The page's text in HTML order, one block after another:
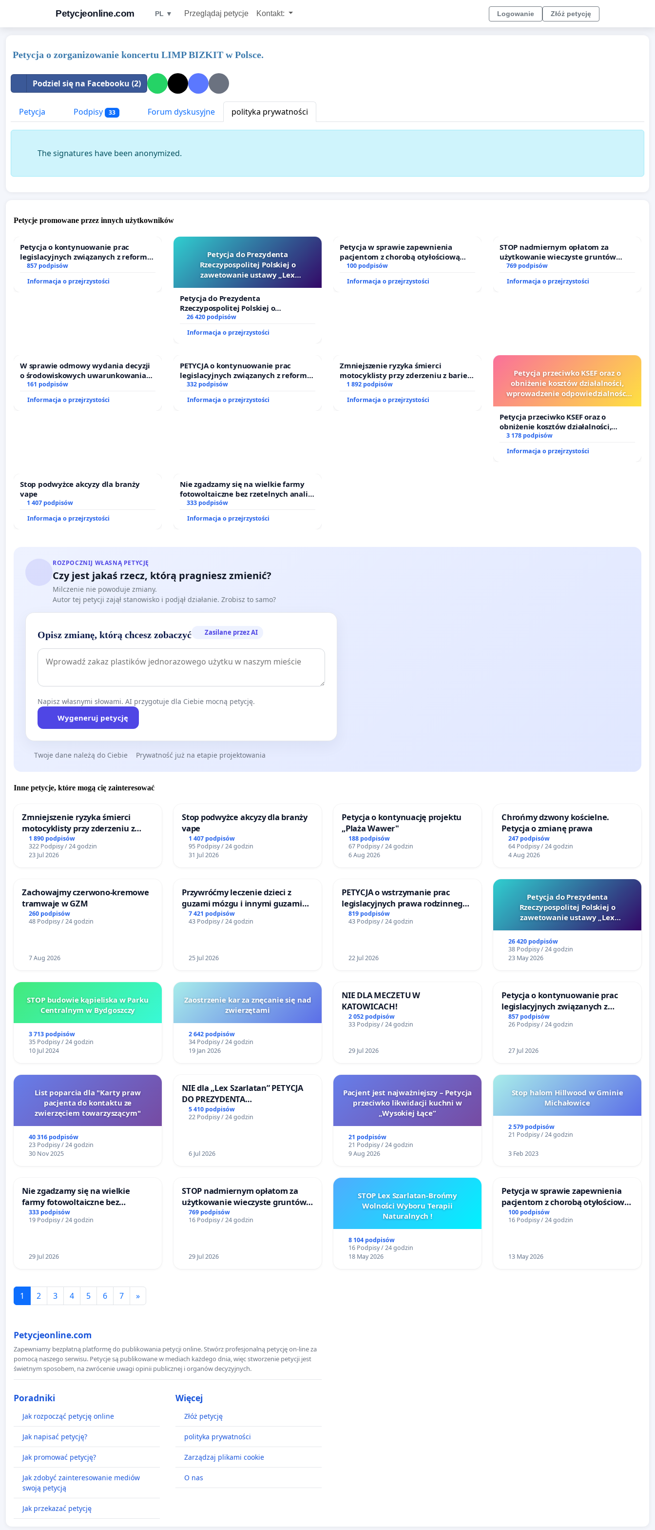
Petycjeonline.com PL ▼ Przeglądaj petycje Kontakt: Logowanie Złóż petycję
Petycja o zorganizowanie koncertu LIMP BIZKIT w Polsce.
Podziel się na Facebooku (2)
Petycja Podpisy 33 Forum dyskusyjne polityka prywatności
The signatures have been anonymized.
Petycje promowane przez innych użytkowników
Petycja o kontynuowanie prac
legislacyjnych związanych z reformą
prawa rodzinnego
857 podpisów
Informacja o przejrzystości
Petycja do Prezydenta
Rzeczypospolitej Polskiej o
zawetowanie ustawy „Lex
Petycja do Prezydenta
Rzeczypospolitej Polskiej o
zawetowanie ustawy „Lex Szarlatan”
26 420 podpisów
Informacja o przejrzystości
Petycja w sprawie zapewnienia
pacjentom z chorobą otyłościową
dostępu do kompleksowego leczenia
100 podpisów
Informacja o przejrzystości
STOP nadmiernym opłatom za
użytkowanie wieczyste gruntów
zajmowanych przez rodzinne ogrody
769 podpisów
Informacja o przejrzystości
W sprawie odmowy wydania decyzji
o środowiskowych uwarunkowaniach
dla budowy zakładu wytwarzania
Południowym oraz ochrony
161 podpisów
Informacja o przejrzystości
PETYCJA o kontynuowanie prac
legislacyjnych związanych z reformą
prawa rodzinnego
332 podpisów
Informacja o przejrzystości
Zmniejszenie ryzyka śmierci
motocyklisty przy zderzeniu z barierą
energochłonną
1 892 podpisów
Informacja o przejrzystości
Petycja przeciwko KSEF oraz o
obniżenie kosztów działalności,
wprowadzenie odpowiedzialności
sędziów
Petycja przeciwko KSEF oraz o
obniżenie kosztów działalności,
wprowadzenie odpowiedzialności
sędziów
3 178 podpisów
Informacja o przejrzystości
Stop podwyżce akcyzy dla branży
vape
1 407 podpisów
Informacja o przejrzystości
Nie zgadzamy się na wielkie farmy
fotowoltaiczne bez rzetelnych analiz i
akceptacji mieszkańców
333 podpisów
Informacja o przejrzystości
ROZPOCZNIJ WŁASNĄ PETYCJĘ
Czy jest jakaś rzecz, którą pragniesz zmienić?
Milczenie nie powoduje zmiany.
Autor tej petycji zajął stanowisko i podjął działanie. Zrobisz to samo?
Opisz zmianę, którą chcesz zobaczyć Zasilane przez AI
Napisz własnymi słowami. AI przygotuje dla Ciebie mocną petycję.
Wygeneruj petycję
Twoje dane należą do Ciebie Prywatność już na etapie projektowania
Inne petycje, które mogą cię zainteresować
Zmniejszenie ryzyka śmierci
motocyklisty przy zderzeniu z
barierą energochłonną
1 890 podpisów
322 Podpisy / 24 godzin
23 Jul 2026
Stop podwyżce akcyzy dla branży
vape
1 407 podpisów
95 Podpisy / 24 godzin
31 Jul 2026
Petycja o kontynuację projektu
„Plaża Wawer"
188 podpisów
67 Podpisy / 24 godzin
6 Aug 2026
Chrońmy dzwony kościelne.
Petycja o zmianę prawa
247 podpisów
64 Podpisy / 24 godzin
4 Aug 2026
Zachowajmy czerwono-kremowe
tramwaje w GZM
260 podpisów
48 Podpisy / 24 godzin
7 Aug 2026
Przywróćmy leczenie dzieci z
guzami mózgu i innymi guzami
litymi do Górnośląskiego
Centrum Zdrowia Dziecka w
7 421 podpisów
43 Podpisy / 24 godzin
25 Jul 2026
PETYCJA o wstrzymanie prac
legislacyjnych prawa rodzinnego
narażających ofiary przemocy
819 podpisów
43 Podpisy / 24 godzin
22 Jul 2026
Petycja do Prezydenta
Rzeczypospolitej Polskiej o
zawetowanie ustawy „Lex
26 420 podpisów
38 Podpisy / 24 godzin
23 May 2026
STOP budowie kąpieliska w Parku
Centralnym w Bydgoszczy
3 713 podpisów
35 Podpisy / 24 godzin
10 Jul 2024
Zaostrzenie kar za znęcanie się nad
zwierzętami
2 642 podpisów
34 Podpisy / 24 godzin
19 Jan 2026
NIE DLA MECZETU W
KATOWICACH!
2 052 podpisów
33 Podpisy / 24 godzin
29 Jul 2026
Petycja o kontynuowanie prac
legislacyjnych związanych z
reformą prawa rodzinnego
857 podpisów
26 Podpisy / 24 godzin
27 Jul 2026
List poparcia dla "Karty praw
pacjenta do kontaktu ze
zwierzęciem towarzyszącym"
40 316 podpisów
23 Podpisy / 24 godzin
30 Nov 2025
NIE dla „Lex Szarlatan” PETYCJA
DO PREZYDENTA
RZECZYPOSPOLITEJ POLSKIEJ
5 410 podpisów
22 Podpisy / 24 godzin
6 Jul 2026
Pacjent jest najważniejszy – Petycja
przeciwko likwidacji kuchni w
„Wysokiej Łące”
21 podpisów
21 Podpisy / 24 godzin
9 Aug 2026
Stop halom Hillwood w Gminie
Michałowice
2 579 podpisów
21 Podpisy / 24 godzin
3 Feb 2023
Nie zgadzamy się na wielkie
farmy fotowoltaiczne bez
rzetelnych analiz i akceptacji
mieszkańców
333 podpisów
19 Podpisy / 24 godzin
29 Jul 2026
STOP nadmiernym opłatom za
użytkowanie wieczyste gruntów
zajmowanych przez rodzinne
ogrody działkowe.
769 podpisów
16 Podpisy / 24 godzin
29 Jul 2026
STOP Lex Szarlatan-Brońmy
Wolności Wyboru Terapii
Naturalnych !
8 104 podpisów
16 Podpisy / 24 godzin
18 May 2026
Petycja w sprawie zapewnienia
pacjentom z chorobą otyłościową
dostępu do kompleksowego
leczenia oraz programów
100 podpisów
16 Podpisy / 24 godzin
13 May 2026
1 2 3 4 5 6 7 »
Petycjeonline.com
Zapewniamy bezpłatną platformę do publikowania petycji online. Stwórz profesjonalną petycję on-line za
pomocą naszego serwisu. Petycje są publikowane w mediach każdego dnia, więc stworzenie petycji jest
świetnym sposobem, na zwrócenie uwagi opinii publicznej i organów decyzyjnych.
Poradniki
Jak rozpocząć petycję online
Jak napisać petycję?
Jak promować petycję?
Jak zdobyć zainteresowanie mediów
swoją petycją
Jak przekazać petycję
Więcej
Złóż petycję
polityka prywatności
Zarządzaj plikami cookie
O nas